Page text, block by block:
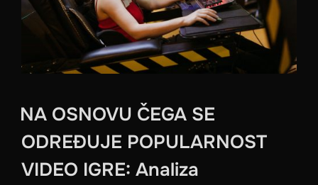
NA OSNOVU ČEGA SE
ODREĐUJE POPULARNOST
VIDEO IGRE: Analiza